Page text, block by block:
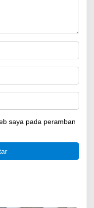
saya pada peramban